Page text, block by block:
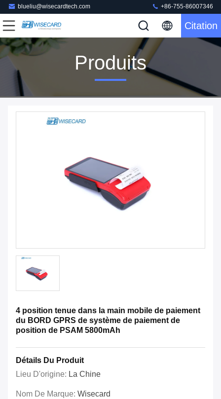
blueliu@wisecardtech.com +86-755-86007346
Citation
Produits
4 position tenue dans la main mobile de paiement
du BORD GPRS de système de paiement de
position de PSAM 5800mAh
Détails Du Produit
Lieu D'origine: La Chine
Nom De Marque: Wisecard